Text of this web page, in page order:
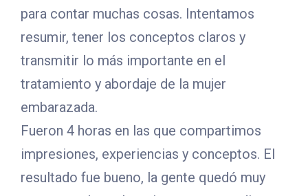
para contar muchas cosas. Intentamos
resumir, tener los conceptos claros y
transmitir lo más importante en el
tratamiento y abordaje de la mujer
embarazada.
Fueron 4 horas en las que compartimos
impresiones, experiencias y conceptos. El
resultado fue bueno, la gente quedó muy